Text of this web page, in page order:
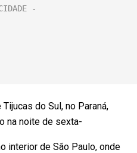
do Sul, no Paraná,
na noite de sexta-
interior de São Paulo, onde